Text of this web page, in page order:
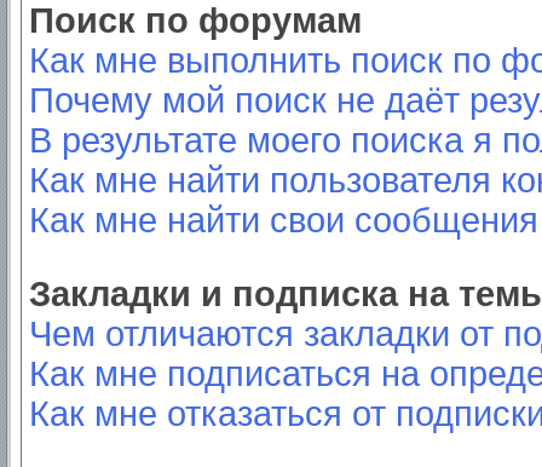
Поиск по форумам
Как мне выполнить поиск по
Почему мой поиск не даёт
В результате моего поиска я
Как мне найти пользователя
Как мне найти свои
Закладки и подписка на
Чем отличаются закладки от
Как мне подписаться на
Как мне отказаться от